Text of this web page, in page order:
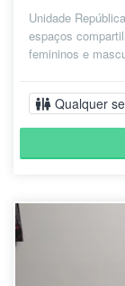
Unidade
espaços
femininos e
Qualquer